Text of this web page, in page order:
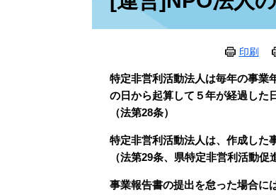
印刷
特定非営利活動法人は毎年の事業
の日から起算して５年が経過した
（法第28条）
特定非営利活動法人は、作成した
（法第29条、県特定非営利活動促
事業報告書の提出を怠った場合に